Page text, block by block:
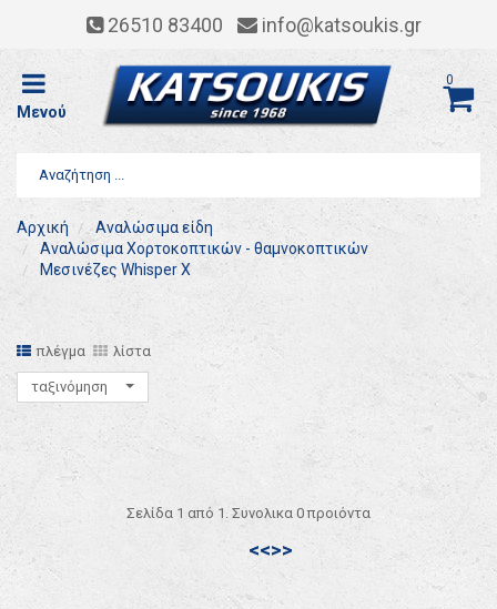
26510 83400 info@katsoukis.gr
Μενού
0
Αρχική
Αναλώσιμα είδη
Αναλώσιμα Χορτοκοπτικών - θαμνοκοπτικών
Μεσινέζες Whisper X
πλέγμα λίστα
ταξινόμηση
Σελίδα 1 από 1. Συνολικα 0 προιόντα
<<>>